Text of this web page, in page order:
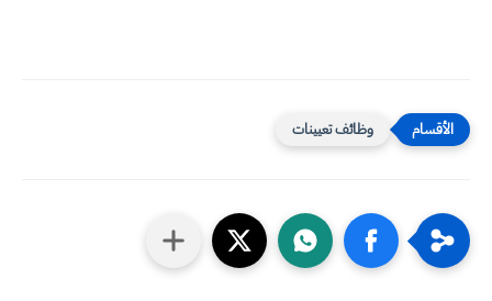
وظائف تعيينات